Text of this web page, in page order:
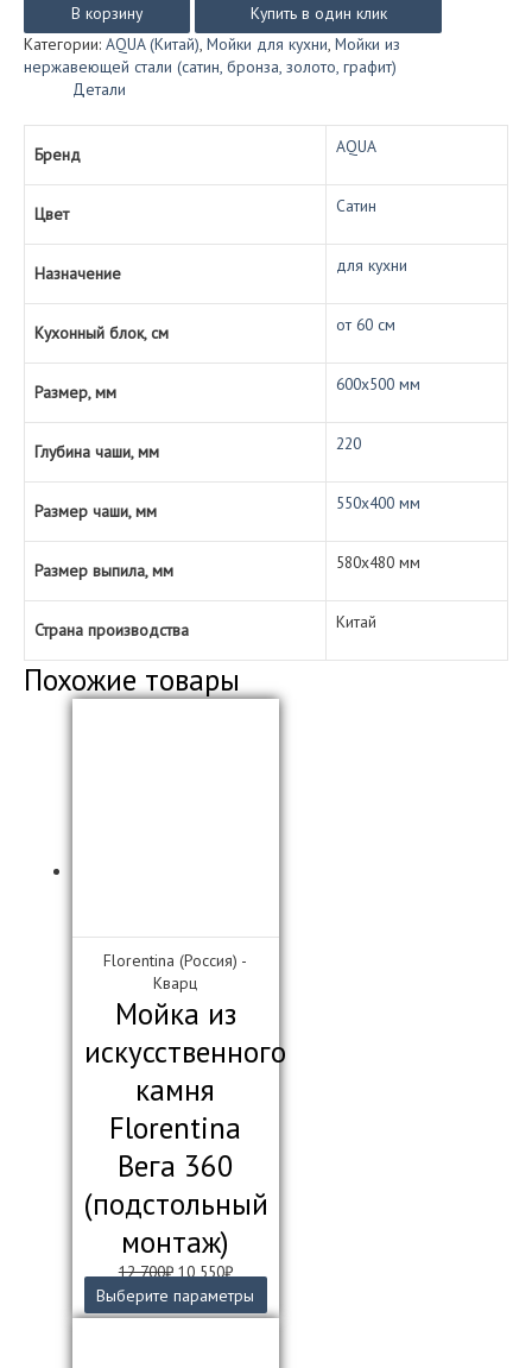
D6050H-
S
600*500*220
В корзину
Купить в один клик
Категории: AQUA (Китай), Мойки для кухни, Мойки из
нержавеющей стали (сатин, бронза, золото, графит)
Детали
Бренд AQUA
Цвет Сатин
Назначение для кухни
Кухонный блок, см от 60 см
Размер, мм 600х500 мм
Глубина чаши, мм 220
Размер чаши, мм 550х400 мм
Размер выпила, мм 580х480 мм
Страна производства Китай
Похожие товары
Florentina (Россия) -
Кварц
Мойка из
искусственного
камня
Florentina
Вега 360
(подстольный
монтаж)
12 700₽ Первоначальная
цена
составляла
10 550₽Текущая
цена:
10
Выберите параметры
товар